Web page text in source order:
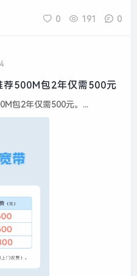
0 191 0
荐500M包2年仅需500元
包2年仅需500元。...